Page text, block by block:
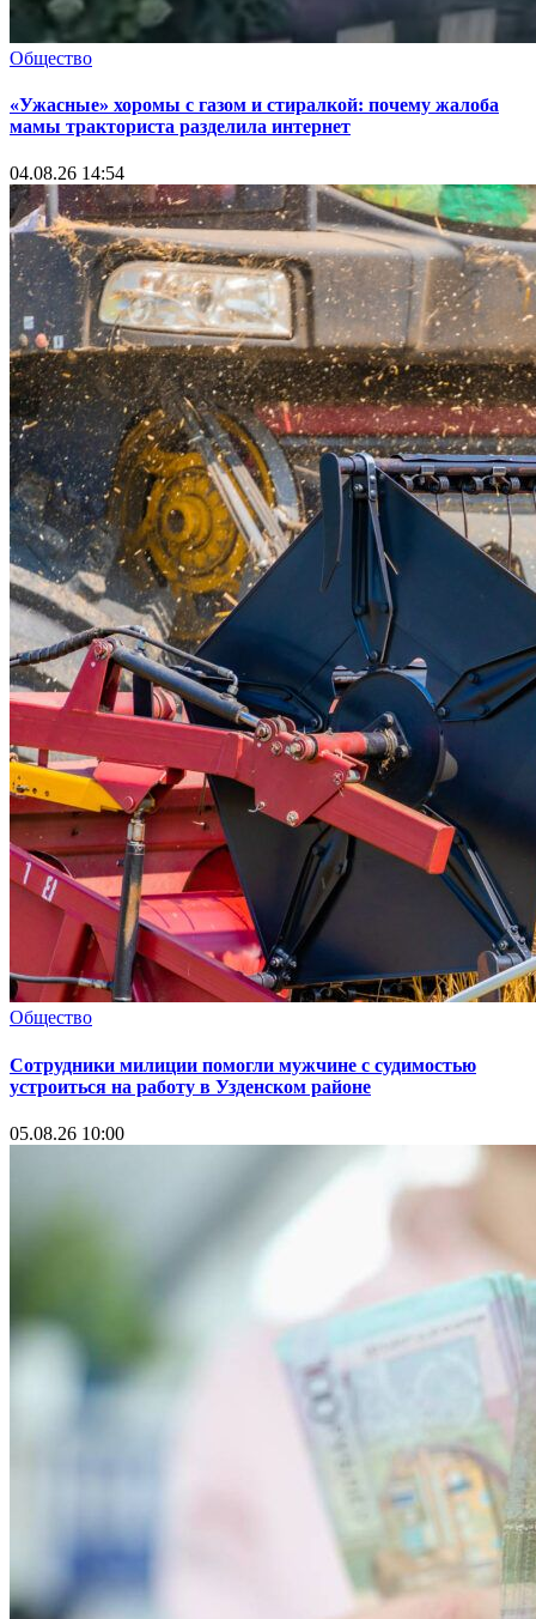
Общество
«Ужасные» хоромы с газом и стиралкой: почему жалоба
мамы тракториста разделила интернет
04.08.26 14:54
Общество
Сотрудники милиции помогли мужчине с судимостью
устроиться на работу в Узденском районе
05.08.26 10:00